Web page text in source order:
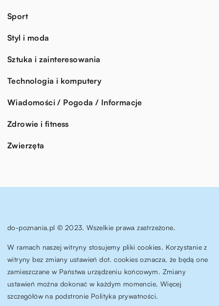
Sport
Styl i moda
Sztuka i zainteresowania
Technologia i komputery
Wiadomości / Pogoda / Informacje
Zdrowie i fitness
Zwierzęta
do-poznania.pl © 2023. Wszelkie prawa zastrzeżone.
W ramach naszej witryny stosujemy pliki cookies. Korzystanie z
witryny bez zmiany ustawień dot. cookies oznacza, że będą one
zamieszczane w Państwa urządzeniu końcowym. Zmiany
ustawień można dokonać w każdym momencie. Więcej
szczegółów na podstronie Polityka prywatności.